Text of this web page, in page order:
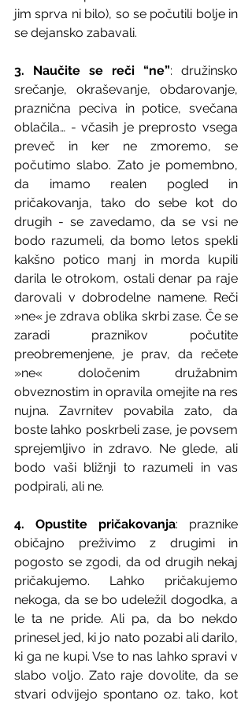
jim sprva ni bilo), so se počutili bolje in
se dejansko zabavali.
3. Naučite se reči “ne”: družinsko
srečanje, okraševanje, obdarovanje,
praznična peciva in potice, svečana
oblačila… - včasih je preprosto vsega
preveč in ker ne zmoremo, se
počutimo slabo. Zato je pomembno,
da imamo realen pogled in
pričakovanja, tako do sebe kot do
drugih - se zavedamo, da se vsi ne
bodo razumeli, da bomo letos spekli
kakšno potico manj in morda kupili
darila le otrokom, ostali denar pa raje
darovali v dobrodelne namene. Reči
»ne« je zdrava oblika skrbi zase. Če se
zaradi praznikov počutite
preobremenjene, je prav, da rečete
»ne« določenim družabnim
obveznostim in opravila omejite na res
nujna. Zavrnitev povabila zato, da
boste lahko poskrbeli zase, je povsem
sprejemljivo in zdravo. Ne glede, ali
bodo vaši bližnji to razumeli in vas
podpirali, ali ne.
4. Opustite pričakovanja: praznike
običajno preživimo z drugimi in
pogosto se zgodi, da od drugih nekaj
pričakujemo. Lahko pričakujemo
nekoga, da se bo udeležil dogodka, a
le ta ne pride. Ali pa, da bo nekdo
prinesel jed, ki jo nato pozabi ali darilo,
ki ga ne kupi. Vse to nas lahko spravi v
slabo voljo. Zato raje dovolite, da se
stvari odvijejo spontano oz. tako, kot